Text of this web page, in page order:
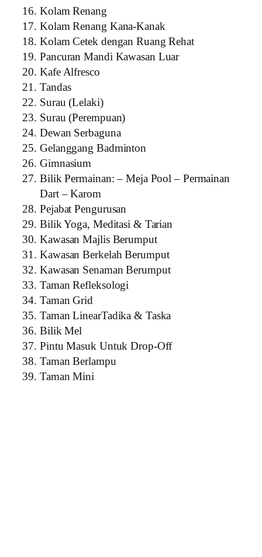
Kolam Renang
Kolam Renang Kana-Kanak
Kolam Cetek dengan Ruang Rehat
Pancuran Mandi Kawasan Luar
Kafe Alfresco
Tandas
Surau (Lelaki)
Surau (Perempuan)
Dewan Serbaguna
Gelanggang Badminton
Gimnasium
Bilik Permainan: – Meja Pool – Permainan
Dart – Karom
Pejabat Pengurusan
Bilik Yoga, Meditasi & Tarian
Kawasan Majlis Berumput
Kawasan Berkelah Berumput
Kawasan Senaman Berumput
Taman Refleksologi
Taman Grid
Taman LinearTadika & Taska
Bilik Mel
Pintu Masuk Untuk Drop-Off
Taman Berlampu
Taman Mini